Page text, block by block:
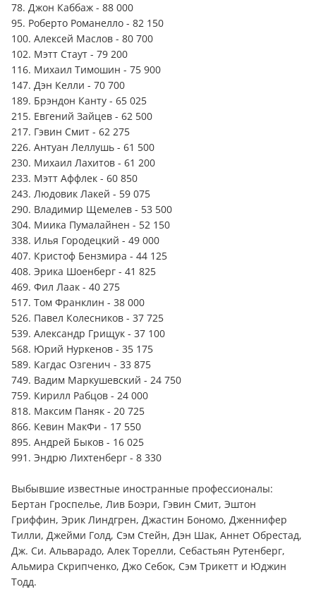
78. Джон Каббаж - 88 000
95. Роберто Романелло - 82 150
100. Алексей Маслов - 80 700
102. Мэтт Стаут - 79 200
116. Михаил Тимошин - 75 900
147. Дэн Келли - 70 700
189. Брэндон Канту - 65 025
215. Евгений Зайцев - 62 500
217. Гэвин Смит - 62 275
226. Антуан Леллушь - 61 500
230. Михаил Лахитов - 61 200
233. Мэтт Аффлек - 60 850
243. Людовик Лакей - 59 075
290. Владимир Щемелев - 53 500
304. Миика Пумалайнен - 52 150
338. Илья Городецкий - 49 000
407. Кристоф Бензмира - 44 125
408. Эрика Шоенберг - 41 825
469. Фил Лаак - 40 275
517. Том Франклин - 38 000
526. Павел Колесников - 37 725
539. Александр Грищук - 37 100
568. Юрий Нуркенов - 35 175
589. Кагдас Озгенич - 33 875
749. Вадим Маркушевский - 24 750
759. Кирилл Рабцов - 24 000
818. Максим Паняк - 20 725
866. Кевин МакФи - 17 550
895. Андрей Быков - 16 025
991. Эндрю Лихтенберг - 8 330
Выбывшие известные иностранные профессионалы:
Бертан Гроспелье, Лив Боэри, Гэвин Смит, Эштон
Гриффин, Эрик Линдгрен, Джастин Бономо, Дженнифер
Тилли, Джейми Голд, Сэм Стейн, Дэн Шак, Аннет Обрестад,
Дж. Си. Альварадо, Алек Торелли, Себастьян Рутенберг,
Альмира Скрипченко, Джо Себок, Сэм Трикетт и Юджин
Тодд.